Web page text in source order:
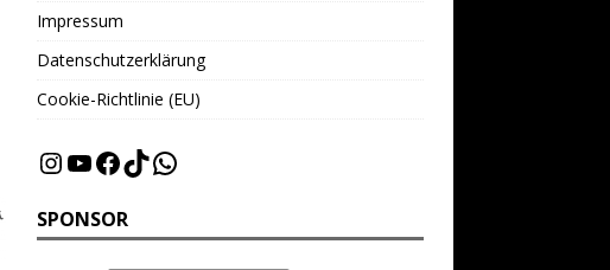
Impressum
Datenschutzerklärung
Cookie-Richtlinie (EU)
SPONSOR